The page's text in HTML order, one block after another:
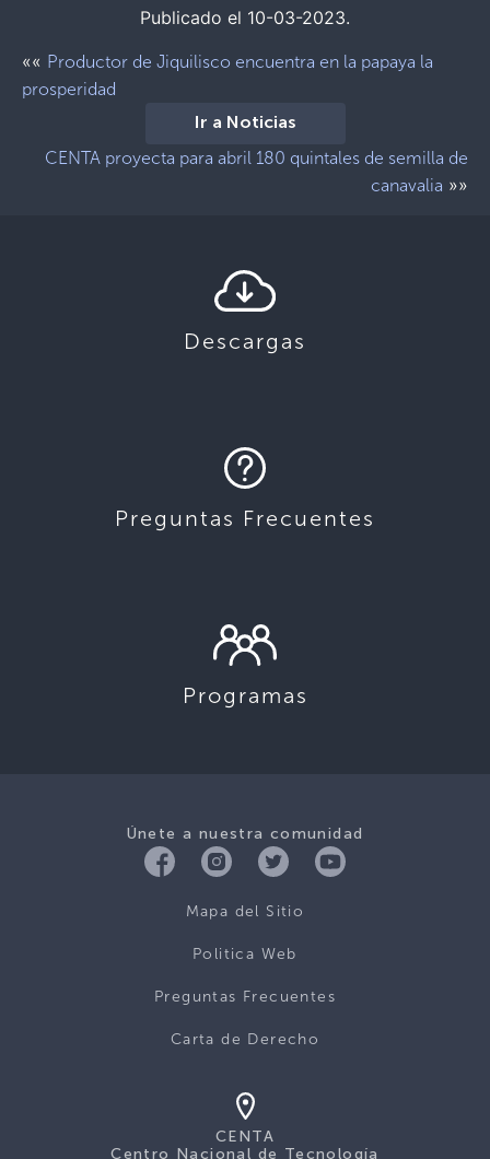
Publicado el 10-03-2023.
«« Productor de Jiquilisco encuentra en la papaya la
prosperidad
Ir a Noticias
CENTA proyecta para abril 180 quintales de semilla de
canavalia »»
Descargas
Preguntas Frecuentes
Programas
Únete a nuestra comunidad
Mapa del Sitio
Politica Web
Preguntas Frecuentes
Carta de Derecho
CENTA
Centro Nacional de Tecnología